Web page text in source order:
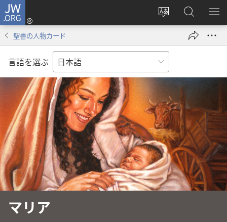
JW.ORG
サ
ト
の
言
語
を
変
え
る
ロ
グ
ン
し
い
タ
ブ
で
開
く）
JW.ORG
の
検
メ
を
聖書の人物カード
言語を選ぶ
マリア